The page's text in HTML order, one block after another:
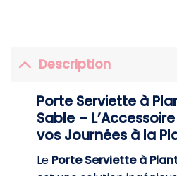
Description
Porte Serviette à
Sable –
vos Journées à la
Le Porte Serviette à